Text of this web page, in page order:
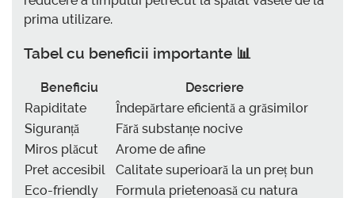
prima utilizare.
Tabel cu beneficii importante 📊
Beneficiu
Descriere
Rapiditate
Îndepărtare eficientă a grăsimilor
Siguranță
Fără substanțe nocive
Miros plăcut
Arome de afine
Pret accesibil
Calitate superioară la un preț bun
Eco-friendly
Formula prietenoasă cu natura